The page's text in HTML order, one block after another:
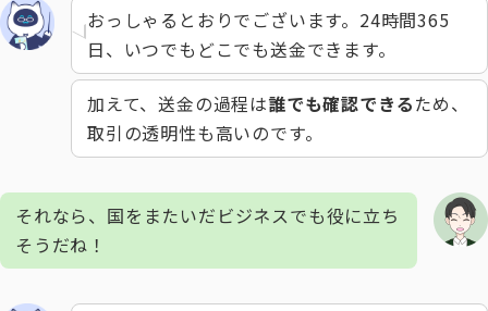
おっしゃるとおりでございます。24時間365
日、いつでもどこでも送金できます。
加えて、送金の過程は誰でも確認できるため、
取引の透明性も高いのです。
それなら、国をまたいだビジネスでも役に立ち
そうだね！